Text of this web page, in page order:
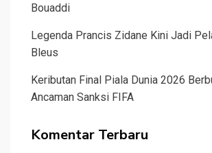
Bouaddi
Legenda Prancis Zidane Kini Jadi
Bleus
Keributan Final Piala Dunia 2026
Ancaman Sanksi FIFA
Komentar Terbaru